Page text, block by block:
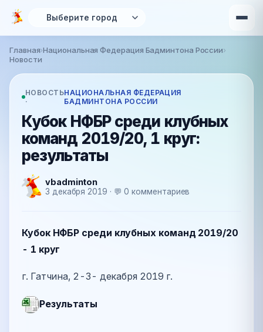
Перейти к основному содержанию
Вы здесь
Главная›Национальная Федерация Бадминтона России›
Новости
НОВОСТЬ
·
НАЦИОНАЛЬНАЯ ФЕДЕРАЦИЯ
БАДМИНТОНА РОССИИ
Кубок НФБР среди клубных
команд 2019/20, 1 круг:
результаты
vbadminton
3 декабря 2019 · 💬 0 комментариев
Кубок НФБР среди клубных команд 2019/20
- 1 круг
г. Гатчина, 2-3- декабря 2019 г.
Результаты